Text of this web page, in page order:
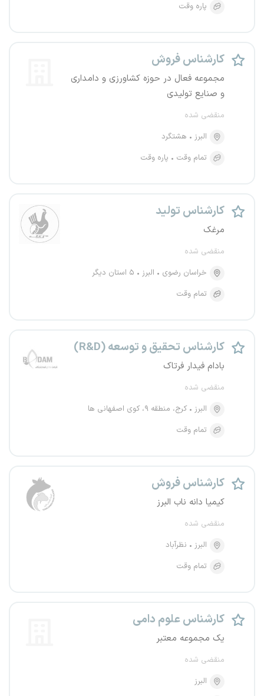
پاره وقت
کارشناس فروش
مجموعه فعال در حوزه کشاورزی و دامداری
و صنایع تولیدی
منقضی شده
البرز
هشتگرد
تمام وقت
پاره وقت
کارشناس تولید
مرغک
منقضی شده
خراسان رضوی
البرز
۵ استان دیگر
تمام وقت
کارشناس تحقیق و توسعه (R&D)
بادام فیدار فرتاک
منقضی شده
البرز
کرج، منطقه ۹، کوی اصفهانی ها
تمام وقت
کارشناس فروش
کیمیا دانه ناب البرز
منقضی شده
البرز
نظرآباد
تمام وقت
کارشناس علوم دامی
یک مجموعه معتبر
منقضی شده
البرز